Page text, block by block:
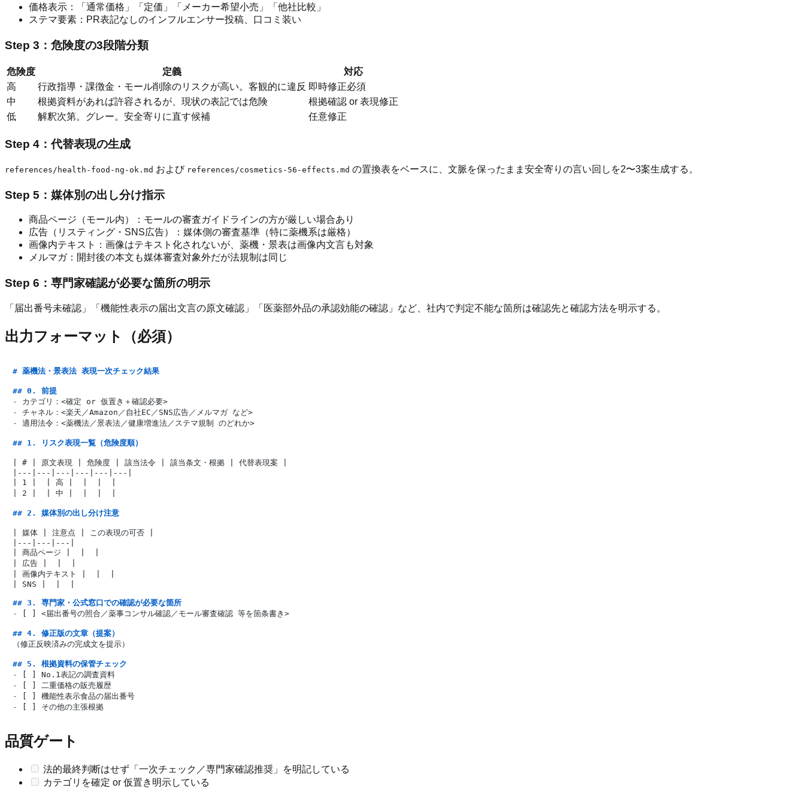
価格表示：「通常価格」「定価」「メーカー希望小売」「他社比較」
ステマ要素：PR表記なしのインフルエンサー投稿、口コミ装い
Step 3：危険度の3段階分類
危険度 定義
対応
高
行政指導・課徴金・モール削除のリスクが高い。客観的に違反 即時修正必須
中
根拠資料があれば許容されるが、現状の表記では危険
根拠確認 or 表現修正
低
解釈次第。グレー。安全寄りに直す候補 任意修正
Step 4：代替表現の生成
references/health-food-ng-ok.md および references/cosmetics-56-effects.md の置換表をベースに、文脈を保ったまま安全寄りの言い回しを2〜3案生成する。
Step 5：媒体別の出し分け指示
商品ページ（モール内）：モールの審査ガイドラインの方が厳しい場合あり
広告（リスティング・SNS広告）：媒体側の審査基準（特に薬機系は厳格）
画像内テキスト：画像はテキスト化されないが、薬機・景表は画像内文言も対象
メルマガ：開封後の本文も媒体審査対象外だが法規制は同じ
Step 6：専門家確認が必要な箇所の明示
「届出番号未確認」「機能性表示の届出文言の原文確認」「医薬部外品の承認効能の確認」など、社内で判定不能な箇所は確認先と確認方法を明示する。
出力フォーマット（必須）
# 薬機法・景表法 表現一次チェック結果
## 0. 前提
-
-
-
適用法令：<薬機法／景表法／健康増進法／ステマ規制 のどれか>
## 1. リスク表現一覧（危険度順）
| # | 原文表現 | 危険度 | 該当法令 | 該当条文・根拠 | 代替表現案 |
|---|---|---|---|---|---|
| 1 |  | 高 |  |  |  |
| 2 |  | 中 |  |  |  |
## 2. 媒体別の出し分け注意
| 媒体 | 注意点 | この表現の可否 |
|---|---|---|
| 商品ページ |  |  |
| 広告 |  |  |
| 画像内テキスト |  |  |
| SNS |  |  |
## 3. 専門家・公式窓口での確認が必要な箇所
-
[ ] <届出番号の照合／薬事コンサル確認／モール審査確認 等を箇条書き>
## 4. 修正版の文章（提案）
（修正反映済みの完成文を提示）
## 5. 根拠資料の保管チェック
-
-
-
-
品質ゲート
法的最終判断はせず「一次チェック／専門家確認推奨」を明記している
カテゴリを確定 or 仮置き明示している